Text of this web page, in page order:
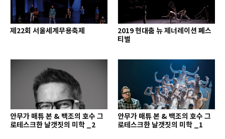
제22회 서울세계무용축제
2019 현대춤 뉴 제너레이션 페스
티벌
안무가 매튜 본 & 백조의 호수 그
로테스크한 날갯짓의 미학 _2
안무가 매튜 본 & 백조의 호수 그
로테스크한 날갯짓의 미학 _1